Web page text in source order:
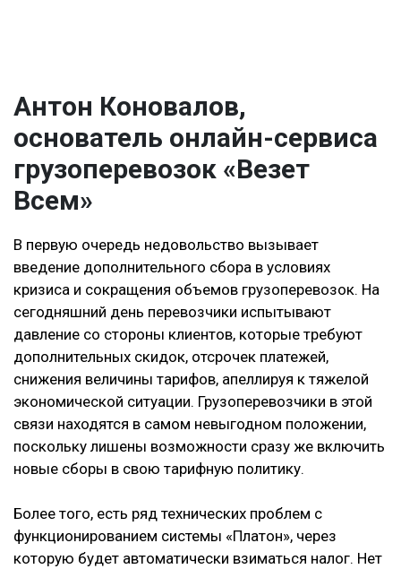
Антон Коновалов,
основатель онлайн-сервиса
грузоперевозок «Везет
Всем»
В первую очередь недовольство вызывает
введение дополнительного сбора в условиях
кризиса и сокращения объемов грузоперевозок. На
сегодняшний день перевозчики испытывают
давление со стороны клиентов, которые требуют
дополнительных скидок, отсрочек платежей,
снижения величины тарифов, апеллируя к тяжелой
экономической ситуации. Грузоперевозчики в этой
связи находятся в самом невыгодном положении,
поскольку лишены возможности сразу же включить
новые сборы в свою тарифную политику.
Более того, есть ряд технических проблем с
функционированием системы «Платон», через
которую будет автоматически взиматься налог. Нет